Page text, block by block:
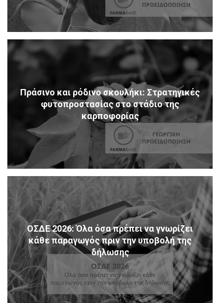
Πράσινο και ρόδινο σκουλήκι: Στρατηγικές
φυτοπροστασίας στο στάδιο της
καρποφορίας
ΟΣΔΕ 2026: Όλα όσα πρέπει να γνωρίζει
κάθε παραγωγός πριν την υποβολή της
δήλωσης